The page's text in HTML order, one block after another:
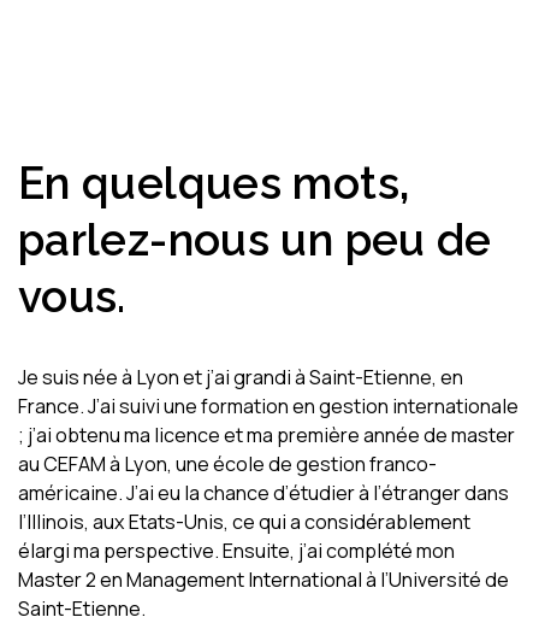
En quelques mots,
parlez-nous un peu de
vous.
Je suis née à Lyon et j’ai grandi à Saint-Etienne, en
France. J’ai suivi une formation en gestion internationale
; j’ai obtenu ma licence et ma première année de master
au CEFAM à Lyon, une école de gestion franco-
américaine. J’ai eu la chance d’étudier à l’étranger dans
l’Illinois, aux Etats-Unis, ce qui a considérablement
élargi ma perspective. Ensuite, j’ai complété mon
Master 2 en Management International à l’Université de
Saint-Etienne.